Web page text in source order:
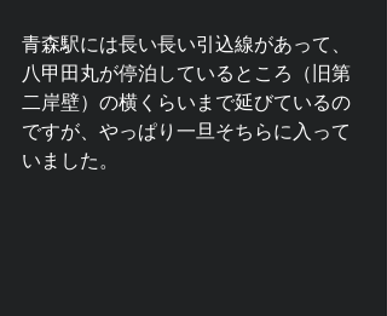
青森駅には長い長い引込線があって、
八甲田丸が停泊しているところ（旧第
二岸壁）の横くらいまで延びているの
ですが、やっぱり一旦そちらに入って
いました。